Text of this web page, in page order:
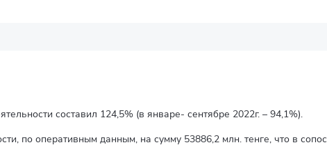
составил 124,5% (в январе- сентябре 2022г. – 94,1%).
по оперативным данным, на сумму 53886,2 млн. тенге, что в